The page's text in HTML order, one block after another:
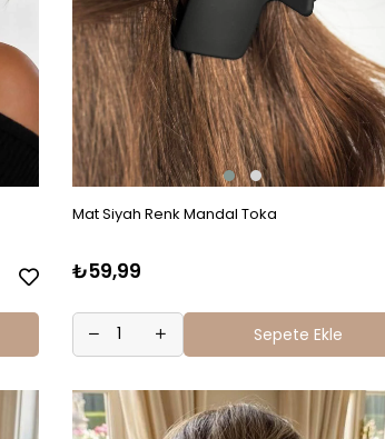
Mat Siyah Renk Mandal Toka
₺59,99
Sepete Ekle